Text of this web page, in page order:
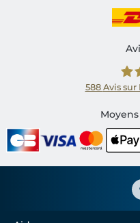
588 Avis sur